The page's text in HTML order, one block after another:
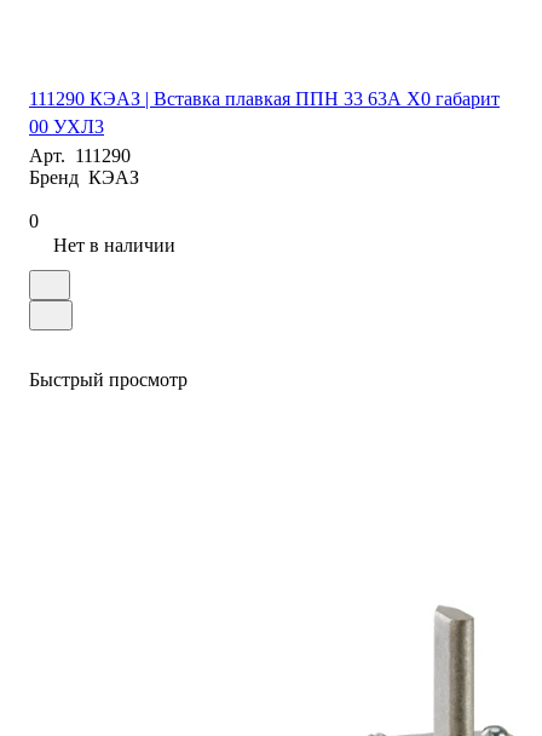
111290 КЭАЗ | Вставка плавкая ППН 33 63А X0 габарит
00 УХЛ3
Арт. 111290
Бренд КЭАЗ
0
Нет в наличии
Быстрый просмотр